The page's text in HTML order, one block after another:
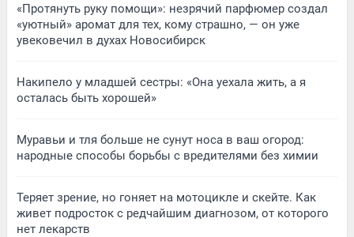
«Протянуть руку помощи»: незрячий парфюмер создал
«уютный» аромат для тех, кому страшно, — он уже
увековечил в духах Новосибирск
Накипело у младшей сестры: «Она уехала жить, а я
осталась быть хорошей»
Муравьи и тля больше не сунут носа в ваш огород:
народные способы борьбы с вредителями без химии
Теряет зрение, но гоняет на мотоцикле и скейте. Как
живет подросток с редчайшим диагнозом, от которого
нет лекарств